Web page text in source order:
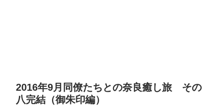
2016年9月同僚たちとの奈良癒し旅 その
八完結（御朱印編）